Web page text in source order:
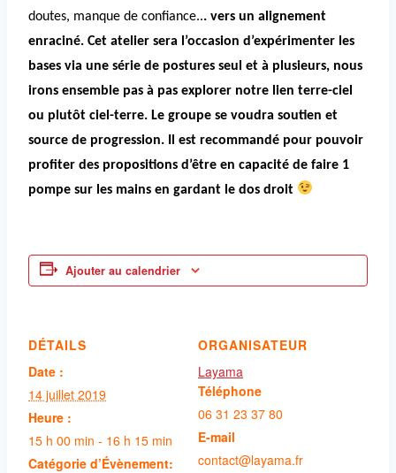
doutes, manque de confiance... vers un alignement
enraciné. Cet atelier sera l’occasion d’expérimenter les
bases via une série de postures seul et à plusieurs, nous
irons ensemble pas à pas explorer notre lien terre-ciel
ou plutôt ciel-terre. Le groupe se voudra soutien et
source de progression. Il est recommandé pour pouvoir
profiter des propositions d’être en capacité de faire 1
pompe sur les mains en gardant le dos droit
Ajouter au calendrier
DÉTAILS
Date :
14 juillet 2019
Heure :
15 h 00 min - 16 h 15 min
Catégorie d’Évènement:
ORGANISATEUR
Layama
Téléphone
06 31 23 37 80
E-mail
contact@layama.fr